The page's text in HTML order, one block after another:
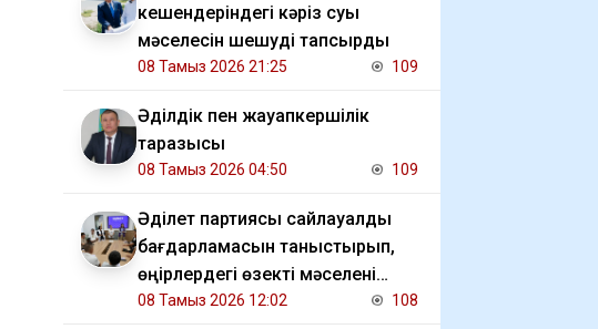
кешендеріндегі кәріз суы
мәселесін шешуді тапсырды
08 Тамыз 2026 21:25 109
Әділдік пен жауапкершілік
таразысы
08 Тамыз 2026 04:50 109
Әділет партиясы сайлауалды
бағдарламасын таныстырып,
өңірлердегі өзекті мәселені
талқылады
08 Тамыз 2026 12:02 108